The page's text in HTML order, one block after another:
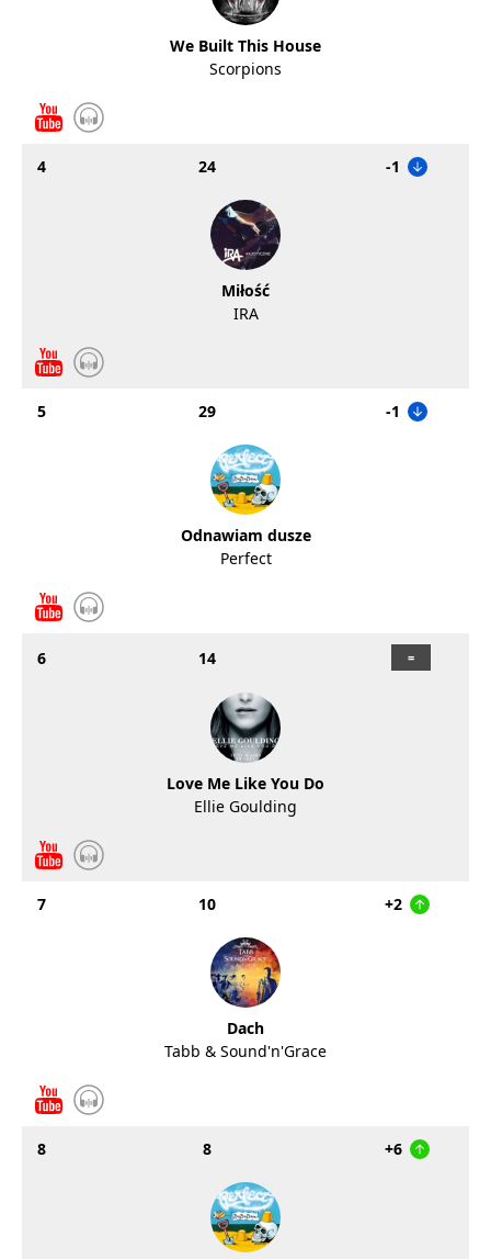
We Built This House
Scorpions
4 24 -1
Miłość
IRA
5 29 -1
Odnawiam dusze
Perfect
6 14
Love Me Like You Do
Ellie Goulding
7 10 +2
Dach
Tabb & Sound'n'Grace
8 8 +6